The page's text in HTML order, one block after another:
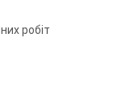
робіт